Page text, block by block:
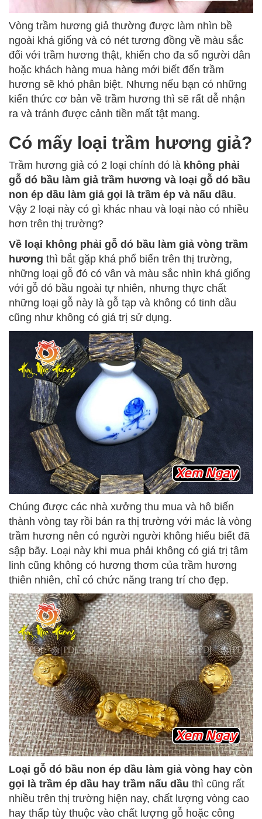
Vòng trầm hương giả thường được làm nhìn bề
ngoài khá giống và có nét tương đồng về màu sắc
đối với trầm hương thật, khiến cho đa số người dân
hoặc khách hàng mua hàng mới biết đến trầm
hương sẽ khó phân biệt. Nhưng nếu bạn có những
kiến thức cơ bản về trầm hương thì sẽ rất dễ nhận
ra và tránh được cảnh tiền mất tật mang.
Có mấy loại trầm hương giả?
Trầm hương giả có 2 loại chính đó là không phải
gỗ dó bầu làm giả trầm hương và loại gỗ dó bầu
non ép dầu làm giả gọi là trầm ép và nấu dầu.
Vậy 2 loại này có gì khác nhau và loại nào có nhiều
hơn trên thị trường?
Về loại không phải gỗ dó bầu làm giả vòng trầm
hương thì bắt gặp khá phổ biến trên thị trường,
những loại gỗ đó có vân và màu sắc nhìn khá giống
với gỗ dó bầu ngoài tự nhiên, nhưng thực chất
những loại gỗ này là gỗ tạp và không có tinh dầu
cũng như không có giá trị sử dụng.
Chúng được các nhà xưởng thu mua và hô biến
thành vòng tay rồi bán ra thị trường với mác là vòng
trầm hương nên có người người không hiểu biết đã
sập bãy. Loại này khi mua phải không có giá trị tâm
linh cũng không có hương thơm của trầm hương
thiên nhiên, chỉ có chức năng trang trí cho đẹp.
Loại gỗ dó bầu non ép dầu làm giả vòng hay còn
gọi là trầm ép dầu hay trầm nấu dầu thì cũng rất
nhiều trên thị trường hiện nay, chất lượng vòng cao
hay thấp tùy thuộc vào chất lượng gỗ hoặc công